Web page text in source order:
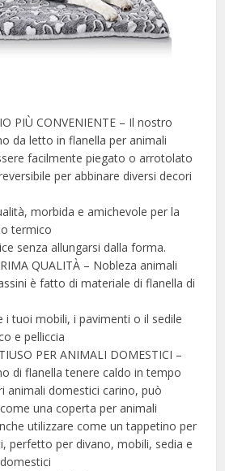
PIÙ CONVENIENTE – Il nostro
da letto in flanella per animali
facilmente piegato o arrotolato
per abbinare diversi decori
morbida e amichevole per la
termico
senza allungarsi dalla forma.
QUALITÀ – Nobleza animali
è fatto di materiale di flanella di
i tuoi mobili, i pavimenti o il sedile
e pelliccia
PER ANIMALI DOMESTICI –
di flanella tenere caldo in tempo
animali domestici carino, può
una coperta per animali
utilizzare come un tappetino per
perfetto per divano, mobili, sedia e